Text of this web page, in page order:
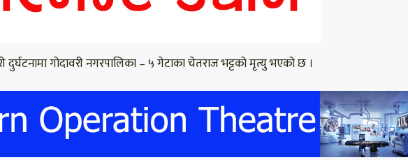
गोदावरी नगरपालिका – ५ गेटाका चेतराज भट्टको मृत्यु भएको छ ।